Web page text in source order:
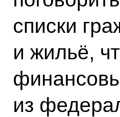
списки
и жильё,
из